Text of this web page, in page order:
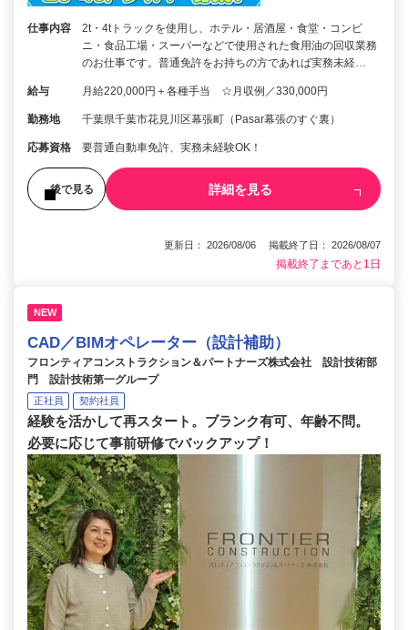
仕事内容
2t・4tトラックを使用し、ホテル・居酒屋・食堂・コンビ
ニ・食品工場・スーパーなどで使用された食用油の回収業務
のお仕事です。普通免許をお持ちの方であれば実務未経…
給与 月給220,000円＋各種手当 ☆月収例／330,000円
勤務地 千葉県千葉市花見川区幕張町（Pasar幕張のすぐ裏）
応募資格 要普通自動車免許、実務未経験OK！
後で見る 詳細を見る
更新日： 2026/08/06 掲載終了日： 2026/08/07
掲載終了まであと1日
NEW
CAD／BIMオペレーター（設計補助）
フロンティアコンストラクション＆パートナーズ株式会社 設計技術部
門 設計技術第一グループ
正社員 契約社員
経験を活かして再スタート。ブランク有可、年齢不問。
必要に応じて事前研修でバックアップ！